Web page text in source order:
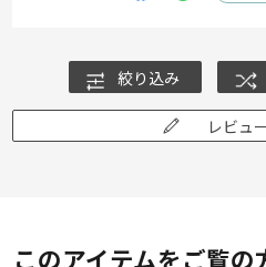
絞り込み
レビュ
このアイテムをご覧